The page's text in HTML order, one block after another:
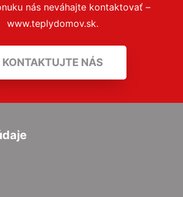
nás neváhajte kontaktovať –
www.teplydomov.sk.
KONTAKTUJTE NÁS